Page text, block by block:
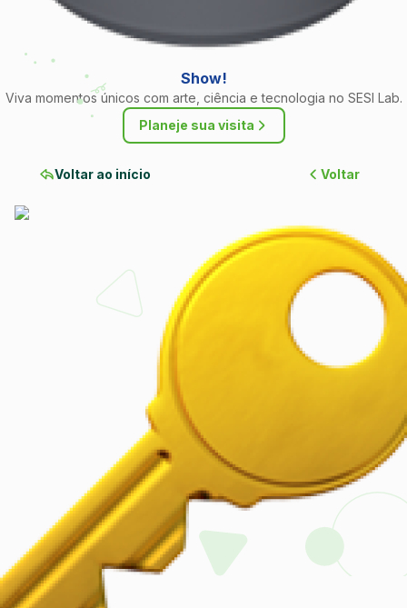
Show!
Viva momentos únicos com arte, ciência e tecnologia no SESI Lab.
Planeje sua visita
Voltar ao início Voltar